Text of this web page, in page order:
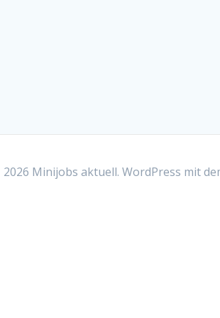
Minijobs aktuell. WordPress mit